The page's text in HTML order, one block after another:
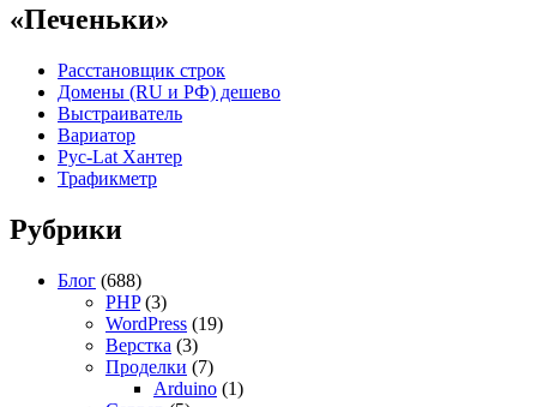
«Печеньки»
Расстановщик строк
Домены (RU и РФ) дешево
Выстраиватель
Вариатор
Рус-Lat Хантер
Трафикметр
Рубрики
Блог (688)
PHP(3)
WordPress (19)
Верстка (3)
Проделки (7)
Arduino (1)